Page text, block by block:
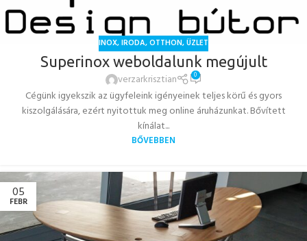
INOX,IRODA,OTTHON,ÜZLET
Superinox weboldalunk megújult
verzarkrisztian 0
Cégünk igyekszik az ügyfeleink igényeinek teljes körű és gyors
kiszolgálására, ezért nyitottuk meg online áruházunkat. Bővített
kínálat...
BŐVEBBEN
05
FEBR